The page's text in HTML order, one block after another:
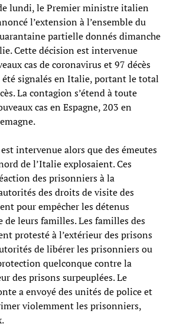
lundi, le Premier ministre italien
l’extension à l’ensemble du
partielle donnés dimanche
Cette décision est intervenue
cas de coronavirus et 97 décès
signalés en Italie, portant le total
La contagion s’étend à toute
cas en Espagne, 203 en
intervenue alors que des émeutes
de l’Italie explosaient. Ces
des prisonniers à la
des droits de visite des
pour empêcher les détenus
de leurs familles. Les familles des
protesté à l’extérieur des prisons
de libérer les prisonniers ou
quelconque contre la
des prisons surpeuplées. Le
a envoyé des unités de police et
violemment les prisonniers,